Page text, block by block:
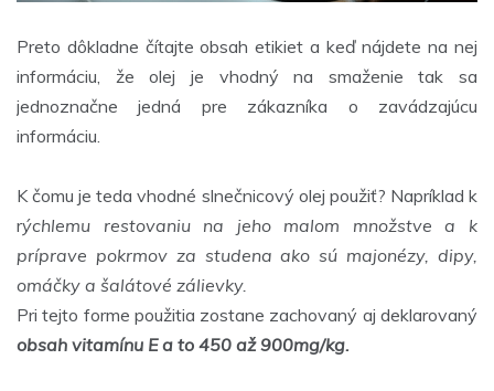
Preto dôkladne čítajte obsah etikiet a keď nájdete na nej
informáciu, že olej je vhodný na smaženie tak sa
jednoznačne jedná pre zákazníka o zavádzajúcu
informáciu.
K čomu je teda vhodné slnečnicový olej použiť? Napríklad k
rýchlemu restovaniu na jeho malom množstve a k
príprave pokrmov za studena ako sú majonézy, dipy,
omáčky a šalátové zálievky.
Pri tejto forme použitia zostane zachovaný aj deklarovaný
obsah vitamínu E a to 450 až 900mg/kg.